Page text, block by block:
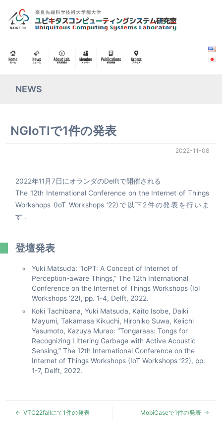
NEWS
NGIoTIで1件の発表
2022-11-08
2022年11月7日にオランダのDelftで開催される
The 12th International Conference on the Internet of Things
Workshops (IoT Workshops ’22)で以下2件の発表を行いま
す．
登壇発表
Yuki Matsuda: “IoPT: A Concept of Internet of
Perception-aware Things,” The 12th International
Conference on the Internet of Things Workshops (IoT
Workshops ’22), pp. 1-4, Delft, 2022.
Koki Tachibana, Yuki Matsuda, Kaito Isobe, Daiki
Mayumi, Takamasa Kikuchi, Hirohiko Suwa, Keiichi
Yasumoto, Kazuya Murao: “Tongaraas: Tongs for
Recognizing Littering Garbage with Active Acoustic
Sensing,” The 12th International Conference on the
Internet of Things Workshops (IoT Workshops ’22), pp.
1-7, Delft, 2022.
VTC22fallにて1件の発表 MobiCaseで1件の発表